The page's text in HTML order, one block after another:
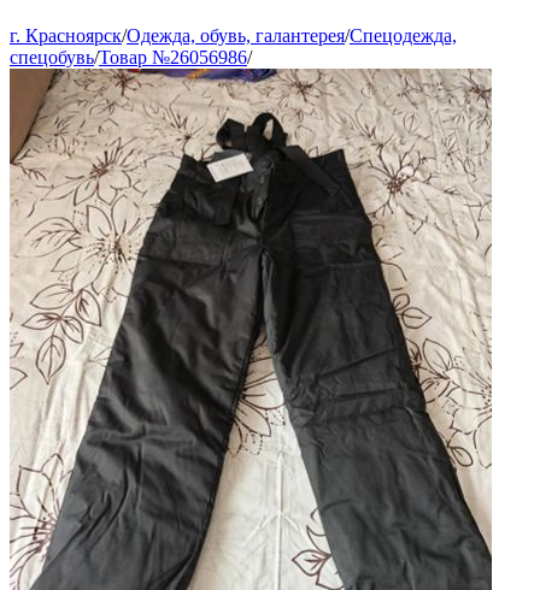
г. Красноярск/Одежда, обувь, галантерея/Спецодежда,
спецобувь/Товар №26056986/